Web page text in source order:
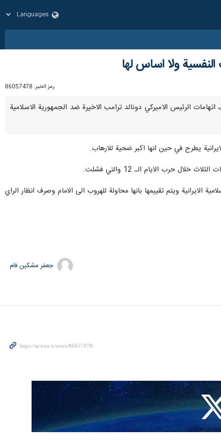
ولا اساس لها
رمز الخبر: 86057478
اتهامات الرئيس الاميركي دونالد ترامب الاخيرة ضد الجمهورية الاسلامية
يطرح في حين انها اكبر ضحية للارهاب.
حرب الايام الـ 12 والتي فشلت.
ويتم تقييمها بانها محاولة للهروب الى الامام وصرف انظار الراي
جعفر مشکین فام